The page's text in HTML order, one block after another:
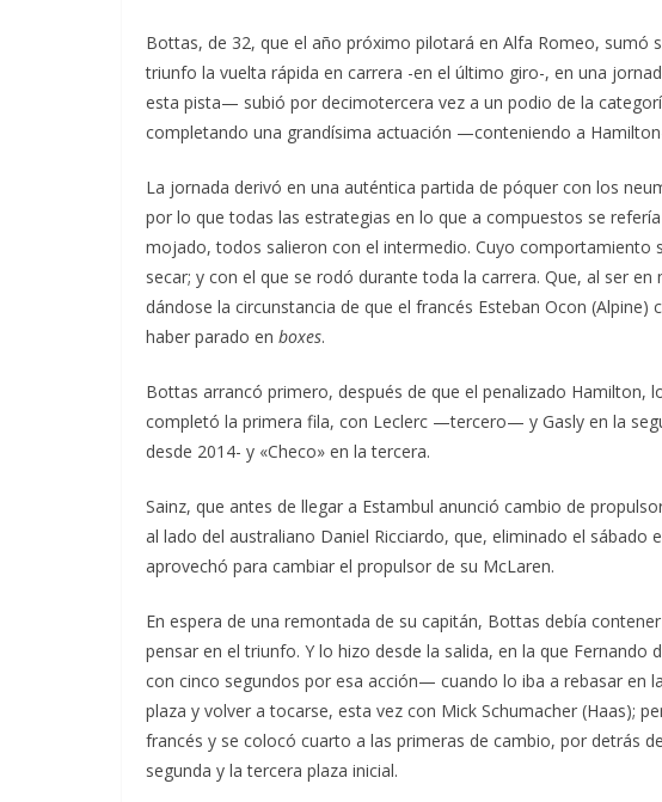
Bottas, de 32, que el año próximo pilotará en Alfa Romeo, sumó
triunfo la vuelta rápida en carrera -en el último giro-, en una
esta pista— subió por decimotercera vez a un podio de la
completando una grandísima actuación —conteniendo a
La jornada derivó en una auténtica partida de póquer con los
por lo que todas las estrategias en lo que a compuestos se
mojado, todos salieron con el intermedio. Cuyo comportamiento
secar; y con el que se rodó durante toda la carrera. Que, al ser
dándose la circunstancia de que el francés Esteban Ocon
haber parado en boxes.
Bottas arrancó primero, después de que el penalizado Hamilton,
completó la primera fila, con Leclerc —tercero— y Gasly en la
desde 2014- y «Checo» en la tercera.
Sainz, que antes de llegar a Estambul anunció cambio de
al lado del australiano Daniel Ricciardo, que, eliminado el sábado
aprovechó para cambiar el propulsor de su McLaren.
En espera de una remontada de su capitán, Bottas debía
pensar en el triunfo. Y lo hizo desde la salida, en la que
con cinco segundos por esa acción— cuando lo iba a rebasar en
plaza y volver a tocarse, esta vez con Mick Schumacher (Haas);
francés y se colocó cuarto a las primeras de cambio, por detrás
segunda y la tercera plaza inicial.